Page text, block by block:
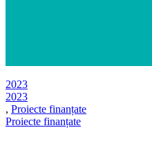
2023
2023
, Proiecte finanțate
Proiecte finanțate